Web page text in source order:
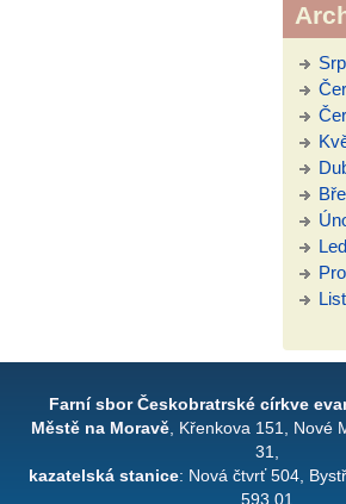
Farní sbor Českobratrské církve
Městě na Moravě , Křenkova 151, Nové
31,
kazatelská stanice: Nová čtvrť 504,
593 01